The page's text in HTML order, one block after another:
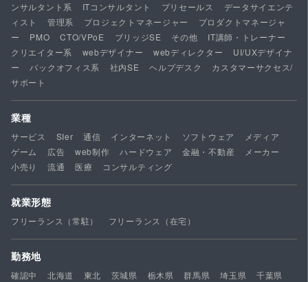
ンサルタント系
ITコンサルタント プリセールス
データサイエンテ
ィスト
管理系 プロジェクトマネージャー
プロダクトマネージャ
ー
PMO CTO/VPoE ブリッジSE その他
IT講師・トレーナー
クリエイター系
webデザイナー webディレクター
UI/UXデザイナ
ー
バックオフィス系 社内SE ヘルプデスク
カスタマーサクセス/
サポート
業種
サービス SIer 通信 インターネット ソフトウェア
メディア
ゲーム
広告 web制作 ハードウェア 金融・不動産
メーカー
小売り
流通 医療 コンサルティング
就業形態
フリーランス（常駐） フリーランス（在宅）
勤務地
確認中 北海道 東北 茨城県 栃木県 群馬県 埼玉県
千葉県